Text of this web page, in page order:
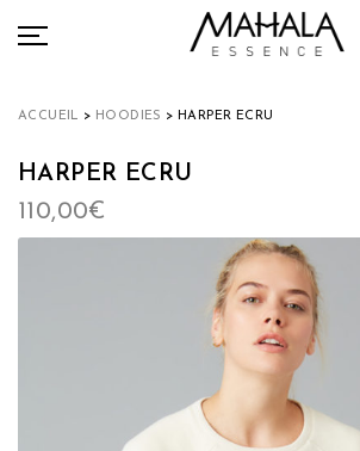
LOOKBOOK
ENGAGEMENT
ACCUEIL > HOODIES > HARPER ECRU
HARPER ECRU
110,00€